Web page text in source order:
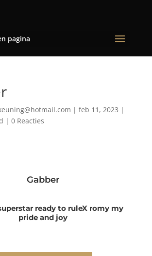
pagina
| feb 11, 2023 |
| 0 Reacties
Gabber
ready to ruleX romy my
pride and joy